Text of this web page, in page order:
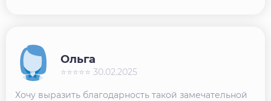
Хочу выразить благодарность такой замечательной
Ольга
⭐⭐⭐⭐⭐ 30.02.2025